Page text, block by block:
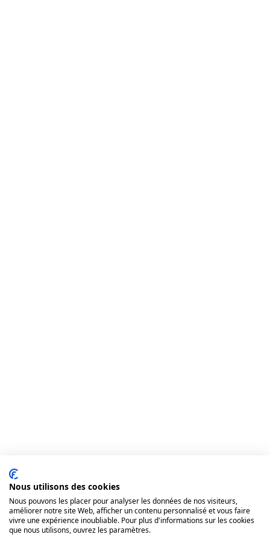
Nous utilisons des cookies
Nous pouvons les placer pour analyser les données de nos visiteurs,
améliorer notre site Web, afficher un contenu personnalisé et vous faire
vivre une expérience inoubliable. Pour plus d'informations sur les cookies
que nous utilisons, ouvrez les paramètres.